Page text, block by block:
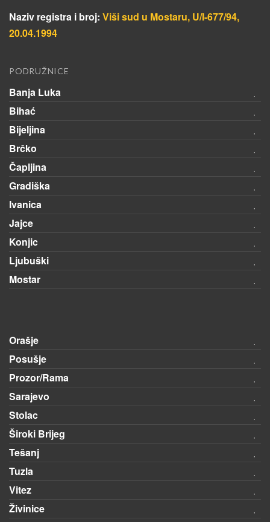
Naziv registra i broj: Viši sud u Mostaru, U/I-677/94,
20.04.1994
PODRUŽNICE
Banja Luka
Bihać
Bijeljina
Brčko
Čapljina
Gradiška
Ivanica
Jajce
Konjic
Ljubuški
Mostar
Orašje
Posušje
Prozor/Rama
Sarajevo
Stolac
Široki Brijeg
Tešanj
Tuzla
Vitez
Živinice